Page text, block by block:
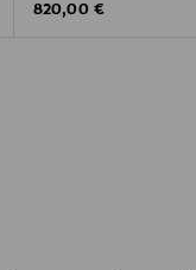
Original Price
820,00 €